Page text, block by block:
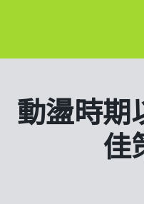
關於富達
企業永續
動盪時期
佳